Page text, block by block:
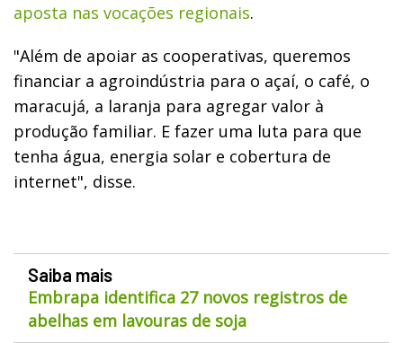
aposta nas vocações regionais.
"Além de apoiar as cooperativas, queremos
financiar a agroindústria para o açaí, o café, o
maracujá, a laranja para agregar valor à
produção familiar. E fazer uma luta para que
tenha água, energia solar e cobertura de
internet", disse.
Saiba mais
Embrapa identifica 27 novos registros de
abelhas em lavouras de soja